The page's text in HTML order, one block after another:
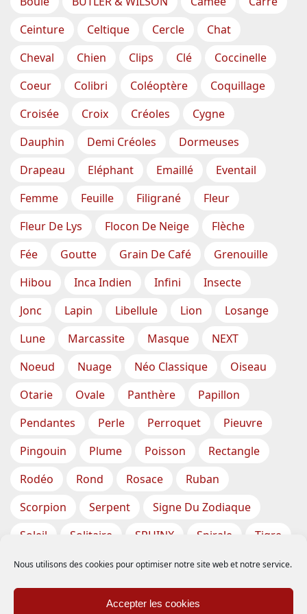
Nous utilisons des cookies pour optimiser notre site web et notre service.
Accepter les cookies
Ceinture
Celtique Cercle
Chat
Cheval
Chien Clips Clé
Coccinelle
Coeur
Colibri Coléoptère
Coquillage
Croisée
Croix Créoles
Cygne
Dauphin
Demi Créoles
Dormeuses
Drapeau
Eléphant Emaillé
Eventail
Femme
Feuille Filigrané
Fleur
Fleur De Lys
Flocon De Neige
Flèche
Fée
Goutte Grain De Café
Grenouille
Hibou
Inca Indien Infini
Insecte
Jonc
Lapin Libellule Lion
Losange
Lune
Marcassite Masque
NEXT
Noeud
Nuage Néo Classique
Oiseau
Otarie
Ovale Panthère
Papillon
Pendantes
Perle Perroquet
Pieuvre
Pingouin
Plume Poisson
Rectangle
Rodéo
Rond Rosace
Ruban
Scorpion
Serpent
Signe Du Zodiaque
Soleil
Solitaire SPHINX Spirale
Tigre
Torsade
Tortue Train
Tresse
Triangle
Trèfle Tête Vase
Étoile